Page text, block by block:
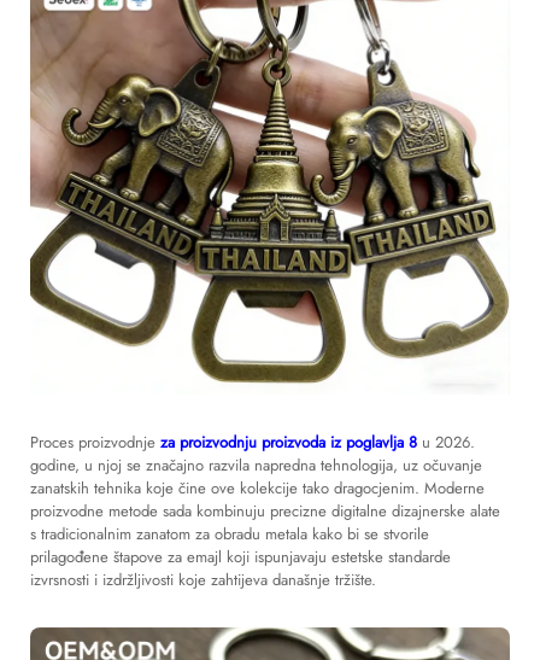
Proces proizvodnje za proizvodnju proizvoda iz poglavlja 8 u 2026.
godine, u njoj se značajno razvila napredna tehnologija, uz očuvanje
zanatskih tehnika koje čine ove kolekcije tako dragocjenim. Moderne
proizvodne metode sada kombinuju precizne digitalne dizajnerske alate
s tradicionalnim zanatom za obradu metala kako bi se stvorile
prilagođene štapove za emajl koji ispunjavaju estetske standarde
izvrsnosti i izdržljivosti koje zahtijeva današnje tržište.